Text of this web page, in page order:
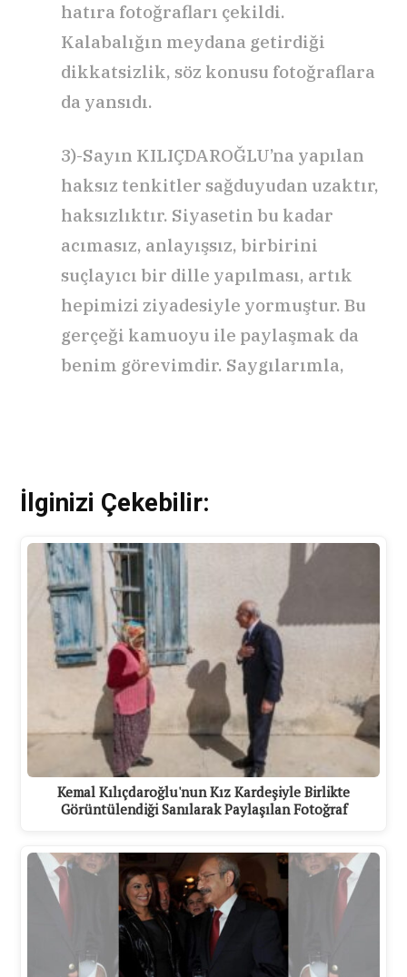
hatıra fotoğrafları çekildi.
Kalabalığın meydana getirdiği
dikkatsizlik, söz konusu fotoğraflara
da yansıdı.
3)-Sayın KILIÇDAROĞLU’na yapılan
haksız tenkitler sağduyudan uzaktır,
haksızlıktır. Siyasetin bu kadar
acımasız, anlayışsız, birbirini
suçlayıcı bir dille yapılması, artık
hepimizi ziyadesiyle yormuştur. Bu
gerçeği kamuoyu ile paylaşmak da
benim görevimdir. Saygılarımla,
İlginizi Çekebilir:
Kemal Kılıçdaroğlu'nun Kız Kardeşiyle Birlikte
Görüntülendiği Sanılarak Paylaşılan Fotoğraf